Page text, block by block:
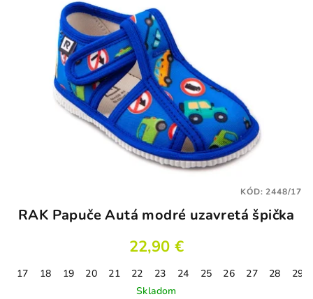
RAK Papuče Autá modré uzavretá špička
22,90 €
17 18 19 20 21 22 23 24 25 26 27 28
29
Skladom
KÓD:2448/17